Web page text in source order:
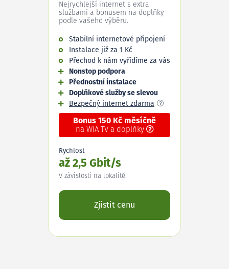
Nejrychlejší internet s extra
službami a bonusem na doplňky
podle vašeho výběru.
Stabilní internetové připojení
Instalace již za 1 Kč
Přechod k nám vyřídíme za vás
Nonstop podpora
Přednostní instalace
Doplňkové služby se slevou
Bezpečný internet zdarma
Bonus 150 Kč měsíčně
na WIA TV a doplňky
Rychlost
až 2,5 Gbit/s
V závislosti na lokalitě.
Zjistit cenu